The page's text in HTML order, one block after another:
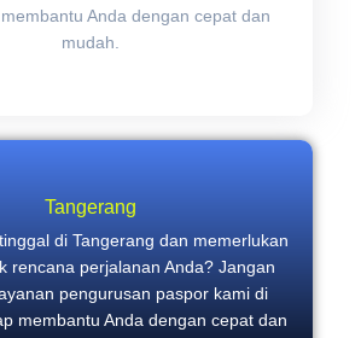
Anda dengan cepat dan
mudah.
Tangerang
di Tangerang dan memerlukan
rencana perjalanan Anda? Jangan
pengurusan paspor kami di
membantu Anda dengan cepat dan